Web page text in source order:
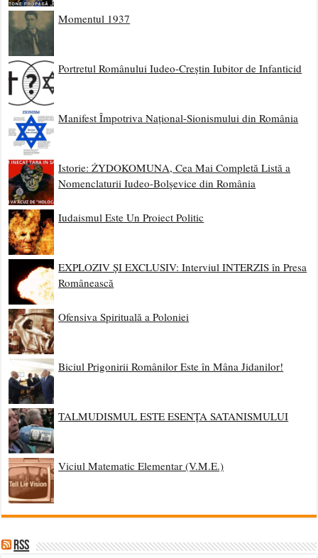
Momentul 1937
Portretul Românului Iudeo-Creștin Iubitor de Infanticid
Manifest Împotriva Național-Sionismului din România
Istorie: ŻYDOKOMUNA, Cea Mai Completă Listă a
Nomenclaturii Iudeo-Bolșevice din România
Iudaismul Este Un Proiect Politic
EXPLOZIV ȘI EXCLUSIV: Interviul INTERZIS în Presa
Românească
Ofensiva Spirituală a Poloniei
Biciul Prigonirii Românilor Este în Mâna Jidanilor!
TALMUDISMUL ESTE ESENȚA SATANISMULUI
Viciul Matematic Elementar (V.M.E.)
RSS